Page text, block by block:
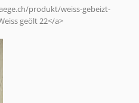
produkt/weiss-gebeizt-
geölt 22</a>